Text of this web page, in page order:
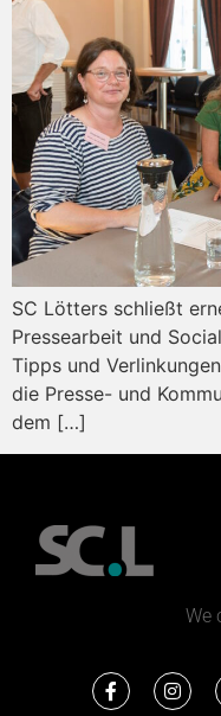
SC Lötters schließt
Pressearbeit und
Tipps und
die Presse- und
dem […]
We